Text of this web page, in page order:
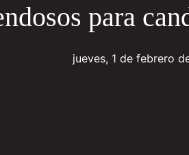
para
jueves, 1 de febrero